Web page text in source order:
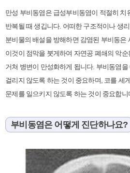
만성 부비동염은 급성부비동염이 적절히 치
반복될 때 생깁니다. 어떠한 구조적이나 생
분비물의 배설을 방해하면 감염된 부비동은
이것이 점막을 붓게하여 자연공 폐쇄의 악
거쳐 병변이 만성화하게 됩니다. 부비동염
걸리지 않도록 하는 것이 중요하며, 코를 세
문제를 일으키지 않도록 하는 것이 중요합니
부비동염은 어떻게 진단하나요?